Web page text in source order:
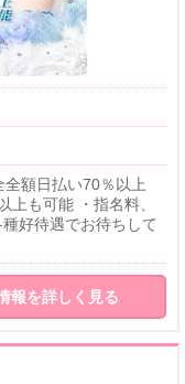
額日払い70％以上
上も可能 ・指名料、
好待遇でお待ちして
報を詳しく見る